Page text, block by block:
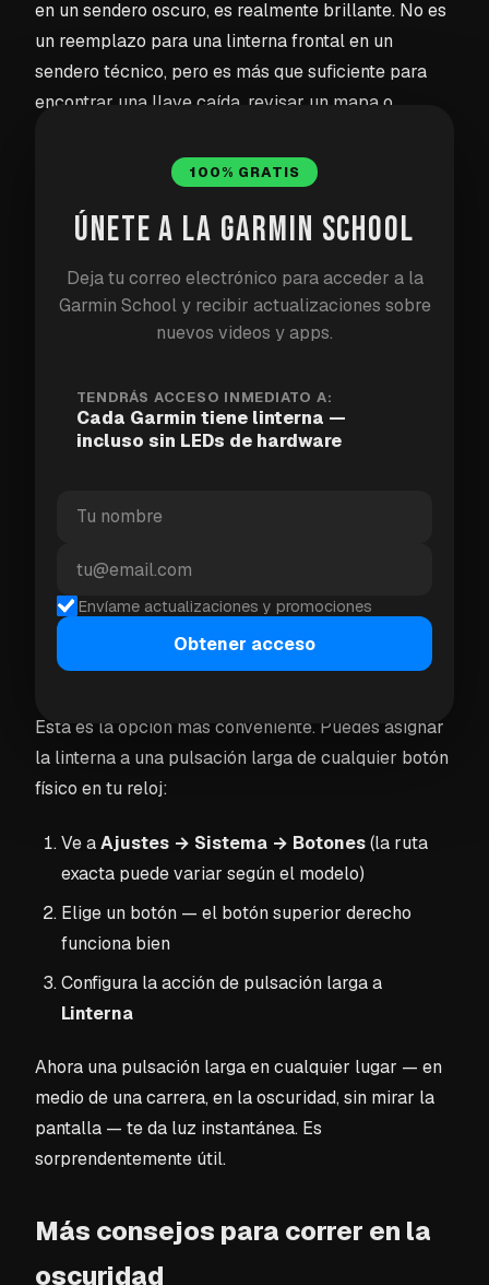
en un sendero oscuro, es realmente brillante. No es
un reemplazo para una linterna frontal en un
sendero técnico, pero es más que suficiente para
encontrar una llave caída, revisar un mapa o
Cómo activarla
Opción 1: Añadirla a Configuración
Mantén presionada la pantalla táctil o el botón
de Arriba para abrirConfiguración Rápida
EncuentraLinterna
Ahora puedes activarla desde el panel de
Configuración Rápida en segundos
Opción 2: Configurarla como un botón de
Esta es la opción más conveniente. Puedes asignar
la linterna a una pulsación larga de cualquier botón
físico en tu reloj:
Ve aAjustes → Sistema → Botones(la ruta
exacta puede variar según el modelo)
Elige un botón — el botón superior derecho
funciona bien
Configura la acción de pulsación larga a
Linterna
Ahora una pulsación larga en cualquier lugar — en
medio de una carrera, en la oscuridad, sin mirar la
pantalla — te da luz instantánea. Es
sorprendentemente útil.
Más consejos para correr en la
oscuridad
100% GRATIS
ÚNETE A LA GARMIN SCHOOL
Deja tu correo electrónico para acceder a la
Garmin School y recibir actualizaciones sobre
nuevos videos y apps.
TENDRÁS ACCESO INMEDIATO A:
Cada Garmin tiene linterna —
incluso sin LEDs de hardware
Envíame actualizaciones y promociones
Obtener acceso